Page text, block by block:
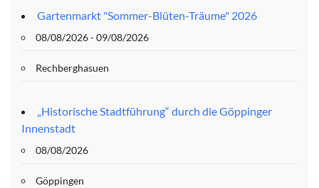
Gartenmarkt "Sommer-Blüten-Träume" 2026
08/08/2026 - 09/08/2026
Rechberghasuen
„Historische Stadtführung“ durch die Göppinger
Innenstadt
08/08/2026
Göppingen